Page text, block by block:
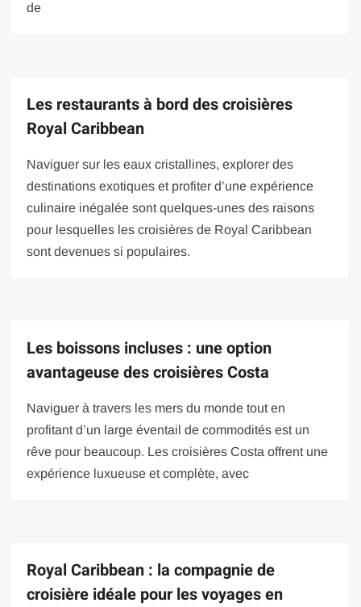
de
Les restaurants à bord des croisières
Royal Caribbean
Naviguer sur les eaux cristallines, explorer des
destinations exotiques et profiter d’une expérience
culinaire inégalée sont quelques-unes des raisons
pour lesquelles les croisières de Royal Caribbean
sont devenues si populaires.
Les boissons incluses : une option
avantageuse des croisières Costa
Naviguer à travers les mers du monde tout en
profitant d’un large éventail de commodités est un
rêve pour beaucoup. Les croisières Costa offrent une
expérience luxueuse et complète, avec
Royal Caribbean : la compagnie de
croisière idéale pour les voyages en